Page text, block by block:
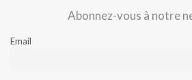
Abonnez-vous à notre
Email